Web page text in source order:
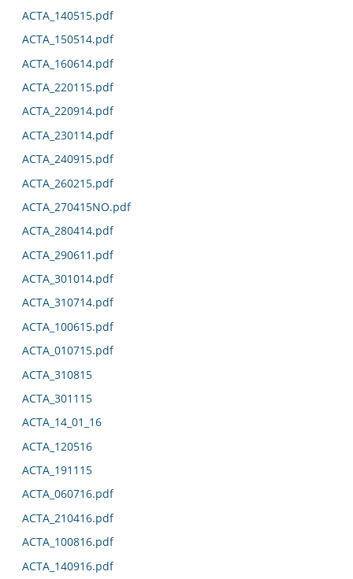
ACTA_140515.pdf
ACTA_150514.pdf
ACTA_160614.pdf
ACTA_220115.pdf
ACTA_220914.pdf
ACTA_230114.pdf
ACTA_240915.pdf
ACTA_260215.pdf
ACTA_270415NO.pdf
ACTA_280414.pdf
ACTA_290611.pdf
ACTA_301014.pdf
ACTA_310714.pdf
ACTA_100615.pdf
ACTA_010715.pdf
ACTA_310815
ACTA_301115
ACTA_14_01_16
ACTA_120516
ACTA_191115
ACTA_060716.pdf
ACTA_210416.pdf
ACTA_100816.pdf
ACTA_140916.pdf